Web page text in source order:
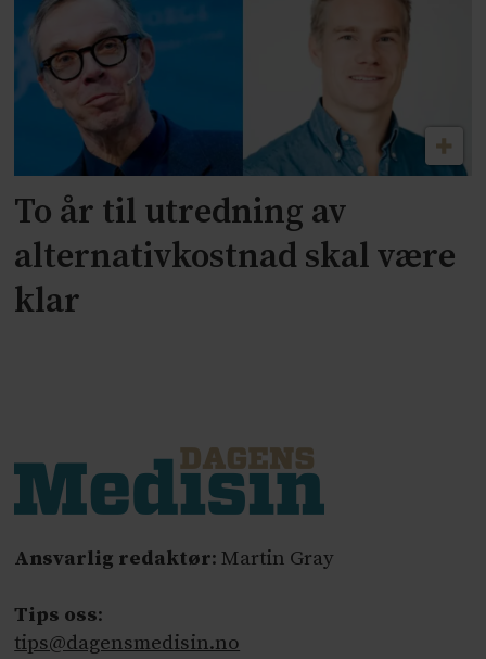
To år til utredning av
alternativkostnad skal være
klar
Ansvarlig redaktør: Martin Gray
Tips oss:
tips@dagensmedisin.no